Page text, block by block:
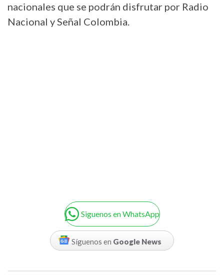
nacionales que se podrán disfrutar por Radio
Nacional y Señal Colombia.
Siguenos en WhatsApp
Síguenos en Google News